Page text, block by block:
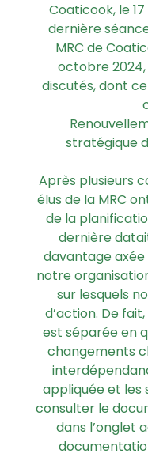
Coaticook, le
dernière
MRC de
octobre
discutés, dont
stratégique
Après plusieurs
élus de la MRC
de la
dernière
davantage
notre
sur lesquels
d’action. De
est séparée en
changements
appliquée et les
consulter le
dans l’onglet